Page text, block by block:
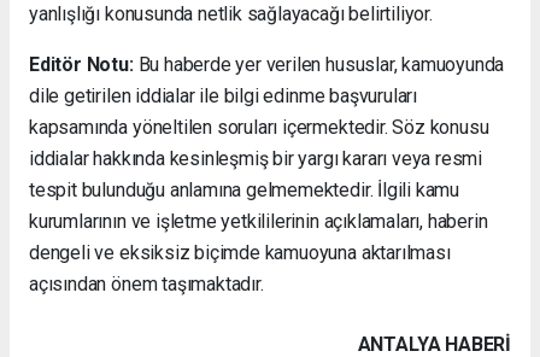
yanlışlığı konusunda netlik sağlayacağı belirtiliyor.
Editör Notu:Bu haberde yer verilen hususlar, kamuoyunda
dile getirilen iddialar ile bilgi edinme başvuruları
kapsamında yöneltilen soruları içermektedir. Söz konusu
iddialar hakkında kesinleşmiş bir yargı kararı veya resmi
tespit bulunduğu anlamına gelmemektedir. İlgili kamu
kurumlarının ve işletme yetkililerinin açıklamaları, haberin
dengeli ve eksiksiz biçimde kamuoyuna aktarılması
açısından önem taşımaktadır.
ANTALYA HABERİ